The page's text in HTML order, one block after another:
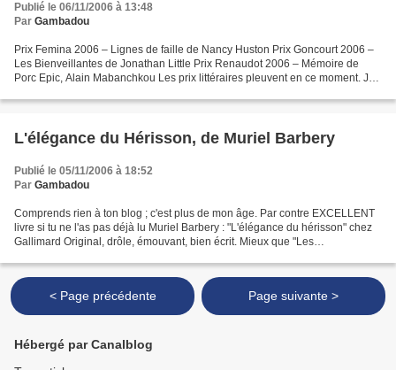
Publié le 06/11/2006 à 13:48
Par Gambadou
Prix Femina 2006 – Lignes de faille de Nancy Huston Prix Goncourt 2006 –
Les Bienveillantes de Jonathan Little Prix Renaudot 2006 – Mémoire de
Porc Epic, Alain Mabanchkou Les prix littéraires pleuvent en ce moment. Je
L'élégance du Hérisson, de Muriel Barbery
Publié le 05/11/2006 à 18:52
Par Gambadou
Comprends rien à ton blog ; c'est plus de mon âge. Par contre EXCELLENT
livre si tu ne l'as pas déjà lu Muriel Barbery : "L'élégance du hérisson" chez
Gallimard Original, drôle, émouvant, bien écrit. Mieux que "Les
< Page précédente Page suivante >
Hébergé par Canalblog